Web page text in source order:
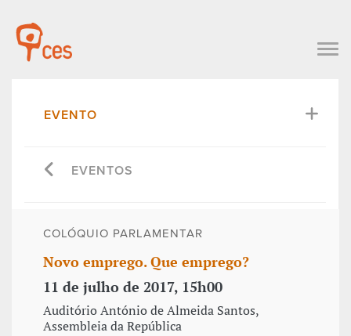
EVENTO
EVENTOS
COLÓQUIO PARLAMENTAR
Novo emprego. Que emprego?
11 de julho de 2017, 15h00
Auditório António de Almeida Santos,
Assembleia da República